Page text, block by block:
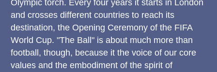
Olympic torch. Every four years it starts in London
and crosses different countries to reach its
destination, the Opening Ceremony of the FIFA
World Cup. "The Ball" is about much more than
football, though, because it the voice of our core
values and the embodiment of the spirit of